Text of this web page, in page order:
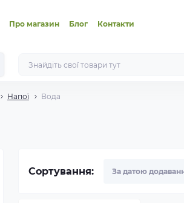
Про магазин Блог Контакти
Напої Вода
Сортування: